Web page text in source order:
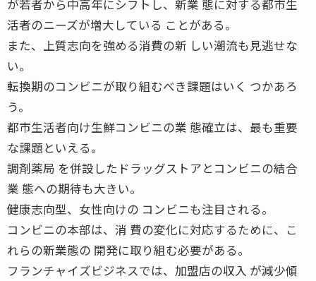
が若者から中高年にシフトし、新業 態に対する都市生
活者のニーズが増大している ことがある。
また、上質志向を強める消費の新 しい潮流も見逃せな
い。
転換期のコンビニが取り組むべき課題はいく つかあろ
う。
都市生活者向け生鮮コンビニの業 態確立は、最も重要
な課題といえる。
調剤薬局 を併設したドラッグストアとコンビニの結合
業 態への期待も大きい。
健康志向型、女性向けの コンビニも注目される。
コンビニの本部は、消 費の変化に対応するために、こ
れらの新業態の 開発に取り組む必要がある。
フランチャイズビジネスでは、加盟店の収入 が減少傾